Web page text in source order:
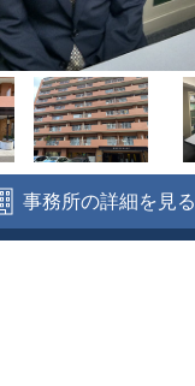
事務所の詳細を見る